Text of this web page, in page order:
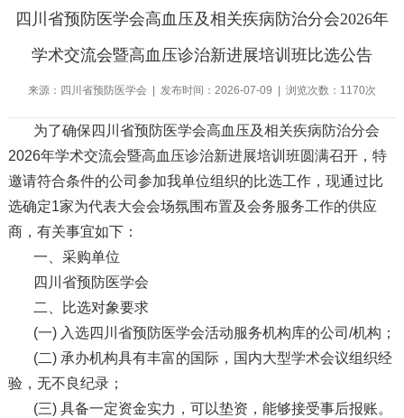
四川省预防医学会高血压及相关疾病防治分会2026年
学术交流会暨高血压诊治新进展培训班比选公告
来源：四川省预防医学会 | 发布时间：2026-07-09 | 浏览次数：1170次
为了确保四川省预防医学会高血压及相关疾病防治分会
2026年学术交流会暨高血压诊治新进展培训班圆满召开，特
邀请符合条件的公司参加我单位组织的比选工作，现通过比
选确定1家为代表大会会场氛围布置及会务服务工作的供应
商，有关事宜如下：
一、采购单位
四川省预防医学会
二、比选对象要求
(一) 入选四川省预防医学会活动服务机构库的公司/机构；
(二) 承办机构具有丰富的国际，国内大型学术会议组织经
验，无不良纪录；
(三) 具备一定资金实力，可以垫资，能够接受事后报账。